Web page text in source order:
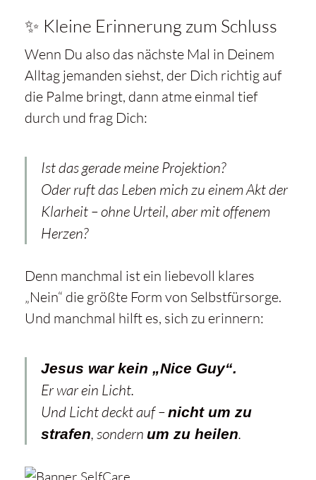
✨ Kleine Erinnerung zum Schluss
Wenn Du also das nächste Mal in Deinem
Alltag jemanden siehst, der Dich richtig auf
die Palme bringt, dann atme einmal tief
durch und frag Dich:
Ist das gerade meine Projektion?
Oder ruft das Leben mich zu einem Akt der
Klarheit – ohne Urteil, aber mit offenem
Herzen?
Denn manchmal ist ein liebevoll klares
„Nein“ die größte Form von Selbstfürsorge.
Und manchmal hilft es, sich zu erinnern:
Jesus war kein „Nice Guy“.
Er war ein Licht.
Und Licht deckt auf –nicht um zu
strafen, sondern um zu heilen.